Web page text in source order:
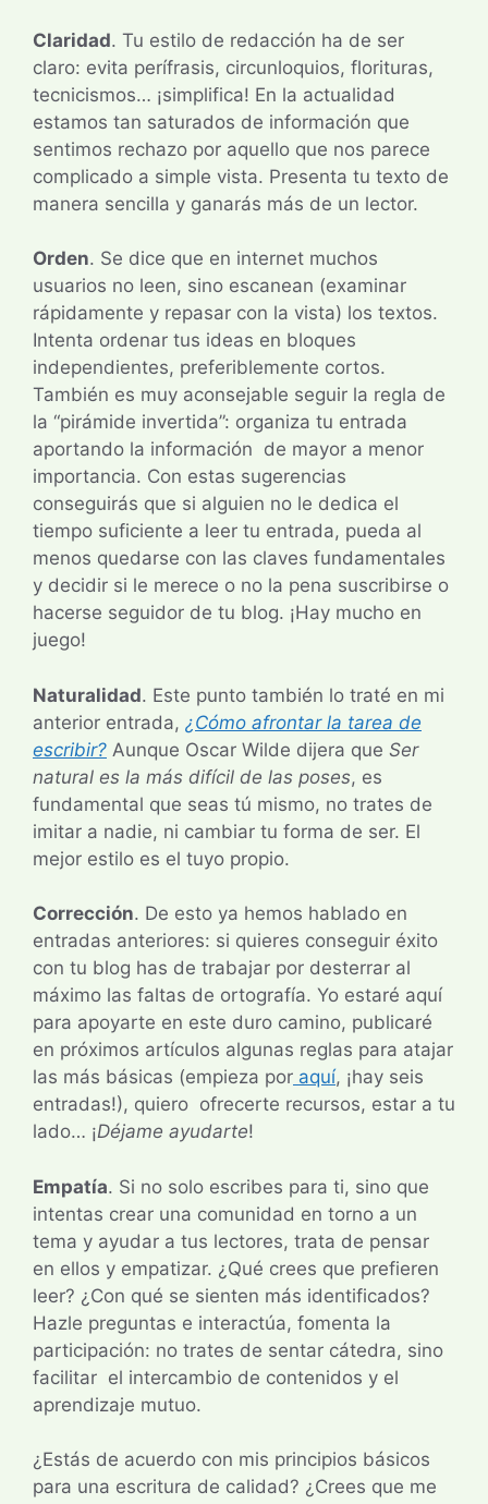
Claridad. Tu estilo de redacción ha de ser
claro: evita perífrasis, circunloquios, florituras,
tecnicismos… ¡simplifica! En la actualidad
estamos tan saturados de información que
sentimos rechazo por aquello que nos parece
complicado a simple vista. Presenta tu texto de
manera sencilla y ganarás más de un lector.
Orden. Se dice que en internet muchos
usuarios no leen, sino escanean (examinar
rápidamente y repasar con la vista) los textos.
Intenta ordenar tus ideas en bloques
independientes, preferiblemente cortos.
También es muy aconsejable seguir la regla de
la “pirámide invertida”: organiza tu entrada
aportando la información de mayor a menor
importancia. Con estas sugerencias
conseguirás que si alguien no le dedica el
tiempo suficiente a leer tu entrada, pueda al
menos quedarse con las claves fundamentales
y decidir si le merece o no la pena suscribirse o
hacerse seguidor de tu blog. ¡Hay mucho en
juego!
Naturalidad. Este punto también lo traté en mi
anterior entrada, ¿Cómo afrontar la tarea de
escribir? Aunque Oscar Wilde dijera que Ser
natural es la más difícil de las poses, es
fundamental que seas tú mismo, no trates de
imitar a nadie, ni cambiar tu forma de ser. El
mejor estilo es el tuyo propio.
Corrección. De esto ya hemos hablado en
entradas anteriores: si quieres conseguir éxito
con tu blog has de trabajar por desterrar al
máximo las faltas de ortografía. Yo estaré aquí
para apoyarte en este duro camino, publicaré
en próximos artículos algunas reglas para atajar
las más básicas (empieza por aquí, ¡hay seis
entradas!), quiero ofrecerte recursos, estar a tu
lado… ¡Déjame ayudarte!
Empatía. Si no solo escribes para ti, sino que
intentas crear una comunidad en torno a un
tema y ayudar a tus lectores, trata de pensar
en ellos y empatizar. ¿Qué crees que prefieren
leer? ¿Con qué se sienten más identificados?
Hazle preguntas e interactúa, fomenta la
participación: no trates de sentar cátedra, sino
facilitar el intercambio de contenidos y el
aprendizaje mutuo.
¿Estás de acuerdo con mis principios básicos
para una escritura de calidad? ¿Crees que me